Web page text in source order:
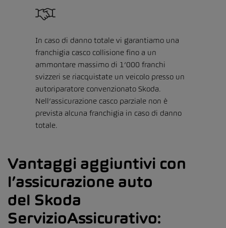
In caso di danno totale vi garantiamo una
franchigia casco collisione fino a un
ammontare massimo di 1’000 franchi
svizzeri se riacquistate un veicolo presso un
autoriparatore convenzionato Skoda.
Nell’assicurazione casco parziale non è
prevista alcuna franchigia in caso di danno
totale.
Vantaggi aggiuntivi con
l’assicurazione auto
del Skoda
ServizioAssicurativo: